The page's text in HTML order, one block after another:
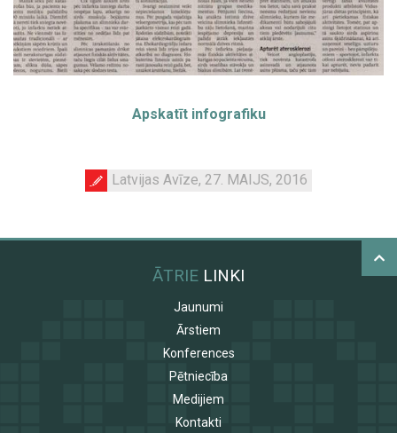
Apskatīt infografiku
Latvijas Avīze, 27. MAIJS, 2016
ĀTRIE LINKI
Jaunumi
Ārstiem
Konferences
Pētniecība
Medijiem
Kontakti